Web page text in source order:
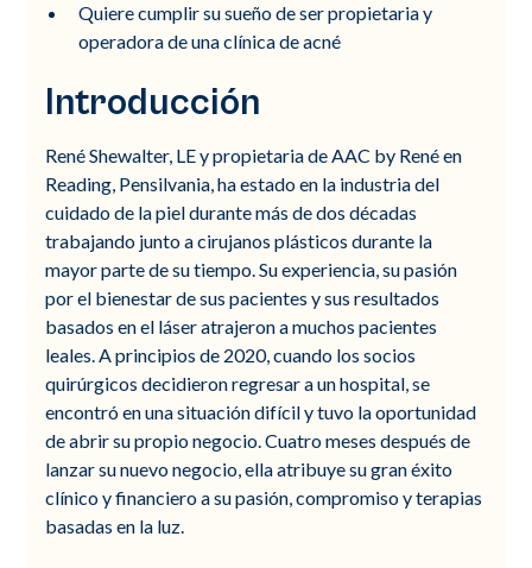
Quiere cumplir su sueño de ser propietaria y
operadora de una clínica de acné
Introducción
René Shewalter, LE y propietaria de AAC by René en
Reading, Pensilvania, ha estado en la industria del
cuidado de la piel durante más de dos décadas
trabajando junto a cirujanos plásticos durante la
mayor parte de su tiempo. Su experiencia, su pasión
por el bienestar de sus pacientes y sus resultados
basados en el láser atrajeron a muchos pacientes
leales. A principios de 2020, cuando los socios
quirúrgicos decidieron regresar a un hospital, se
encontró en una situación difícil y tuvo la oportunidad
de abrir su propio negocio. Cuatro meses después de
lanzar su nuevo negocio, ella atribuye su gran éxito
clínico y financiero a su pasión, compromiso y terapias
basadas en la luz.